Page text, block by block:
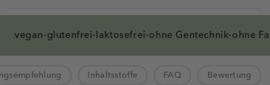
vegan·glutenfrei·laktosefrei·ohne Gentechnik·ohne
Inhaltsstoffe FAQ Bewertung